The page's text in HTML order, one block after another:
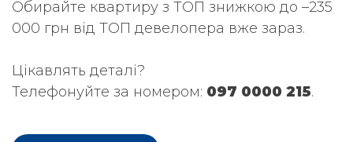
Обирайте квартиру з ТОП знижкою до –235
000 грн від ТОП девелопера вже зараз.
Цікавлять деталі?
Телефонуйте за номером: 097 0000 215.